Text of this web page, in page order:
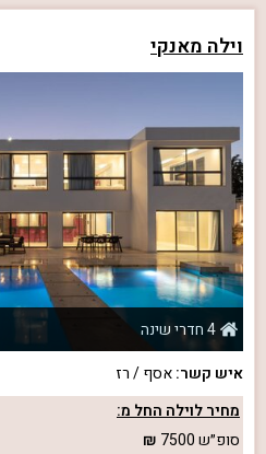
וילה מאנקי
4 חדרי שינה
איש קשר:אסף / רז
מחיר לוילה החל מ:
סופ״ש7500